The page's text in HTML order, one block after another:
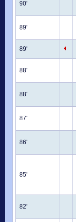
90'
89'
89'
88'
88'
87'
86'
85'
82'